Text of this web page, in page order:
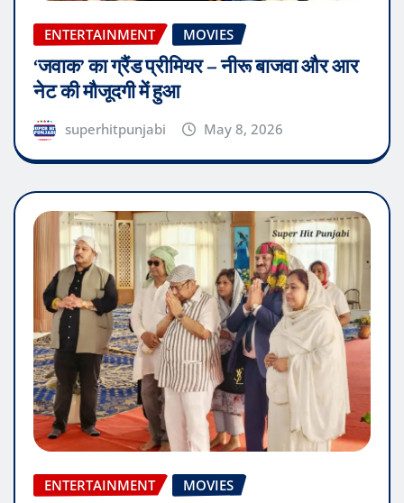
ENTERTAINMENT MOVIES
‘जवाक’ का ग्रैंड प्रीमियर – नीरू बाजवा और आर
नेट की मौजूदगी में हुआ
superhitpunjabi May 8, 2026
ENTERTAINMENT MOVIES